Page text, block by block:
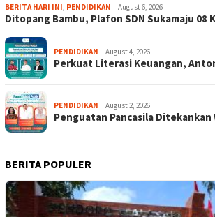
BERITA HARI INI, PENDIDIKAN August 6, 2026
Ditopang Bambu, Plafon SDN Sukamaju 08
PENDIDIKAN August 4, 2026
Perkuat Literasi Keuangan,
PENDIDIKAN August 2, 2026
Penguatan Pancasila
BERITA POPULER